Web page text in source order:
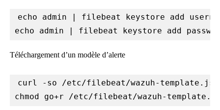
echo admin | filebeat keystore add
echo admin | filebeat keystore add
Téléchargement d’un modèle d’alerte
curl -so /etc/filebeat/wazuh-
chmod go+r /etc/filebeat/wazuh-